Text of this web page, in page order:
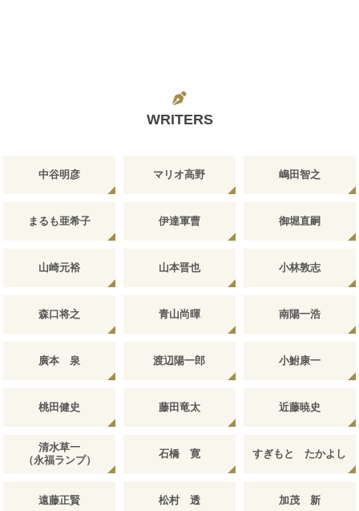
WRITERS
中谷明彦 マリオ高野 嶋田智之
まるも亜希子 伊達軍曹 御堀直嗣
山崎元裕 山本晋也 小林敦志
森口将之 青山尚暉 南陽一浩
廣本 泉 渡辺陽一郎 小鮒康一
桃田健史 藤田竜太 近藤暁史
清水草一
（永福ランプ）
石橋 寛 すぎもと たかよし
遠藤正賢 松村 透 加茂 新